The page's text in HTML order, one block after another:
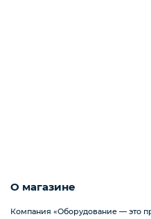
О магазине
Компания «Оборудование — это